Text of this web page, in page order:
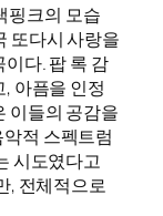
핑크의 모습
또다시 사랑을
다. 팝 록 감
아픔을 인정
이들의 공감을
적 스펙트럼
시도였다고
, 전체적으로